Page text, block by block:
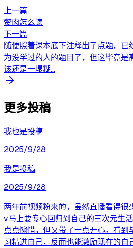
上一篇
赘肉怎么读
下一篇
随便照着课本底下注释出了点题，已
为没学过的人的题目了，但这毕竟是
该还是一塌糊...
更多投稿
我也是投稿
2025/9/28
我是投稿
2025/9/28
两年前视频粉来的，虽然直播看得很
v马上要专心回归到自己的三次元生
点点惋惜，但又带了一点开心。看到
习精进自己，反而也能激励现在的自